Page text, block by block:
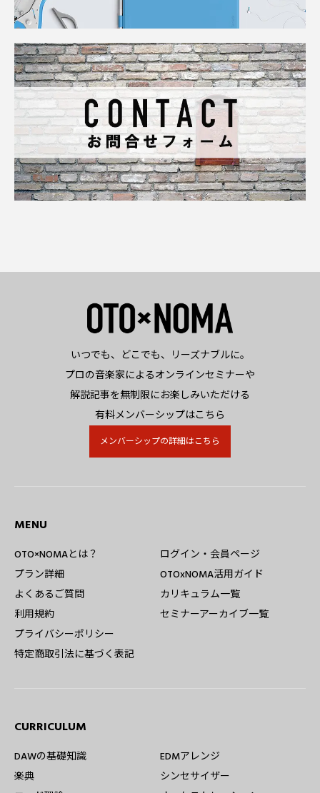
いつでも、どこでも、リーズナブルに。
プロの音楽家によるオンラインセミナーや
解説記事を無制限にお楽しみいただける
有料メンバーシップはこちら
メンバーシップの詳細はこちら
MENU
OTO×NOMAとは？
プラン詳細
よくあるご質問
利用規約
プライバシーポリシー
特定商取引法に基づく表記
ログイン・会員ページ
OTOxNOMA活用ガイド
カリキュラム一覧
セミナーアーカイブ一覧
CURRICULUM
DAWの基礎知識
楽典
EDMアレンジ
シンセサイザー